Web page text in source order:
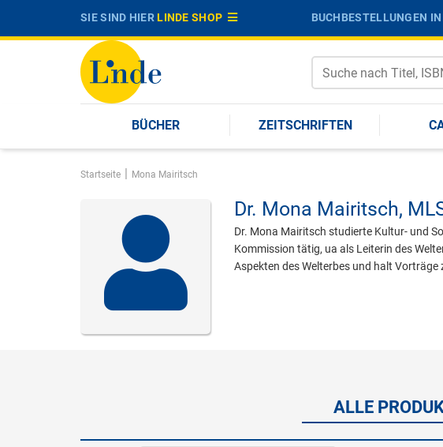
SIE SIND HIERLINDE SHOP BUCHBESTELLUNGEN
BÜCHER ZEITSCHRIFTEN
Startseite | Mona Mairitsch
Dr. Mona Mairitsch,
Dr. Mona Mairitsch studierte Kultur- und
Kommission tätig, ua als Leiterin des
Aspekten des Welterbes und halt Vorträge
ALLE